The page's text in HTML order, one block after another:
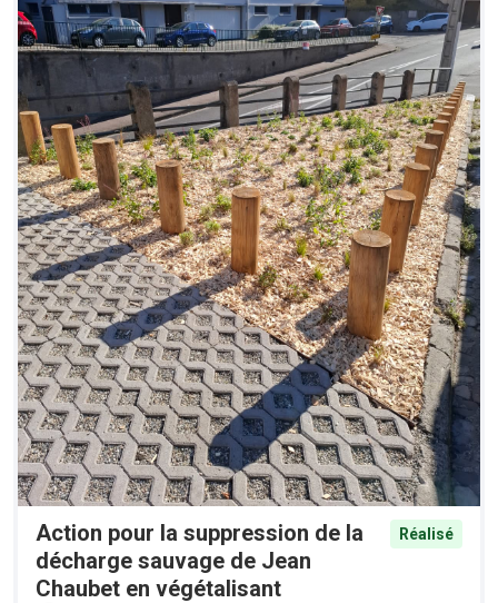
Action pour la suppression de la
décharge sauvage de Jean
Chaubet en végétalisant
Réalisé